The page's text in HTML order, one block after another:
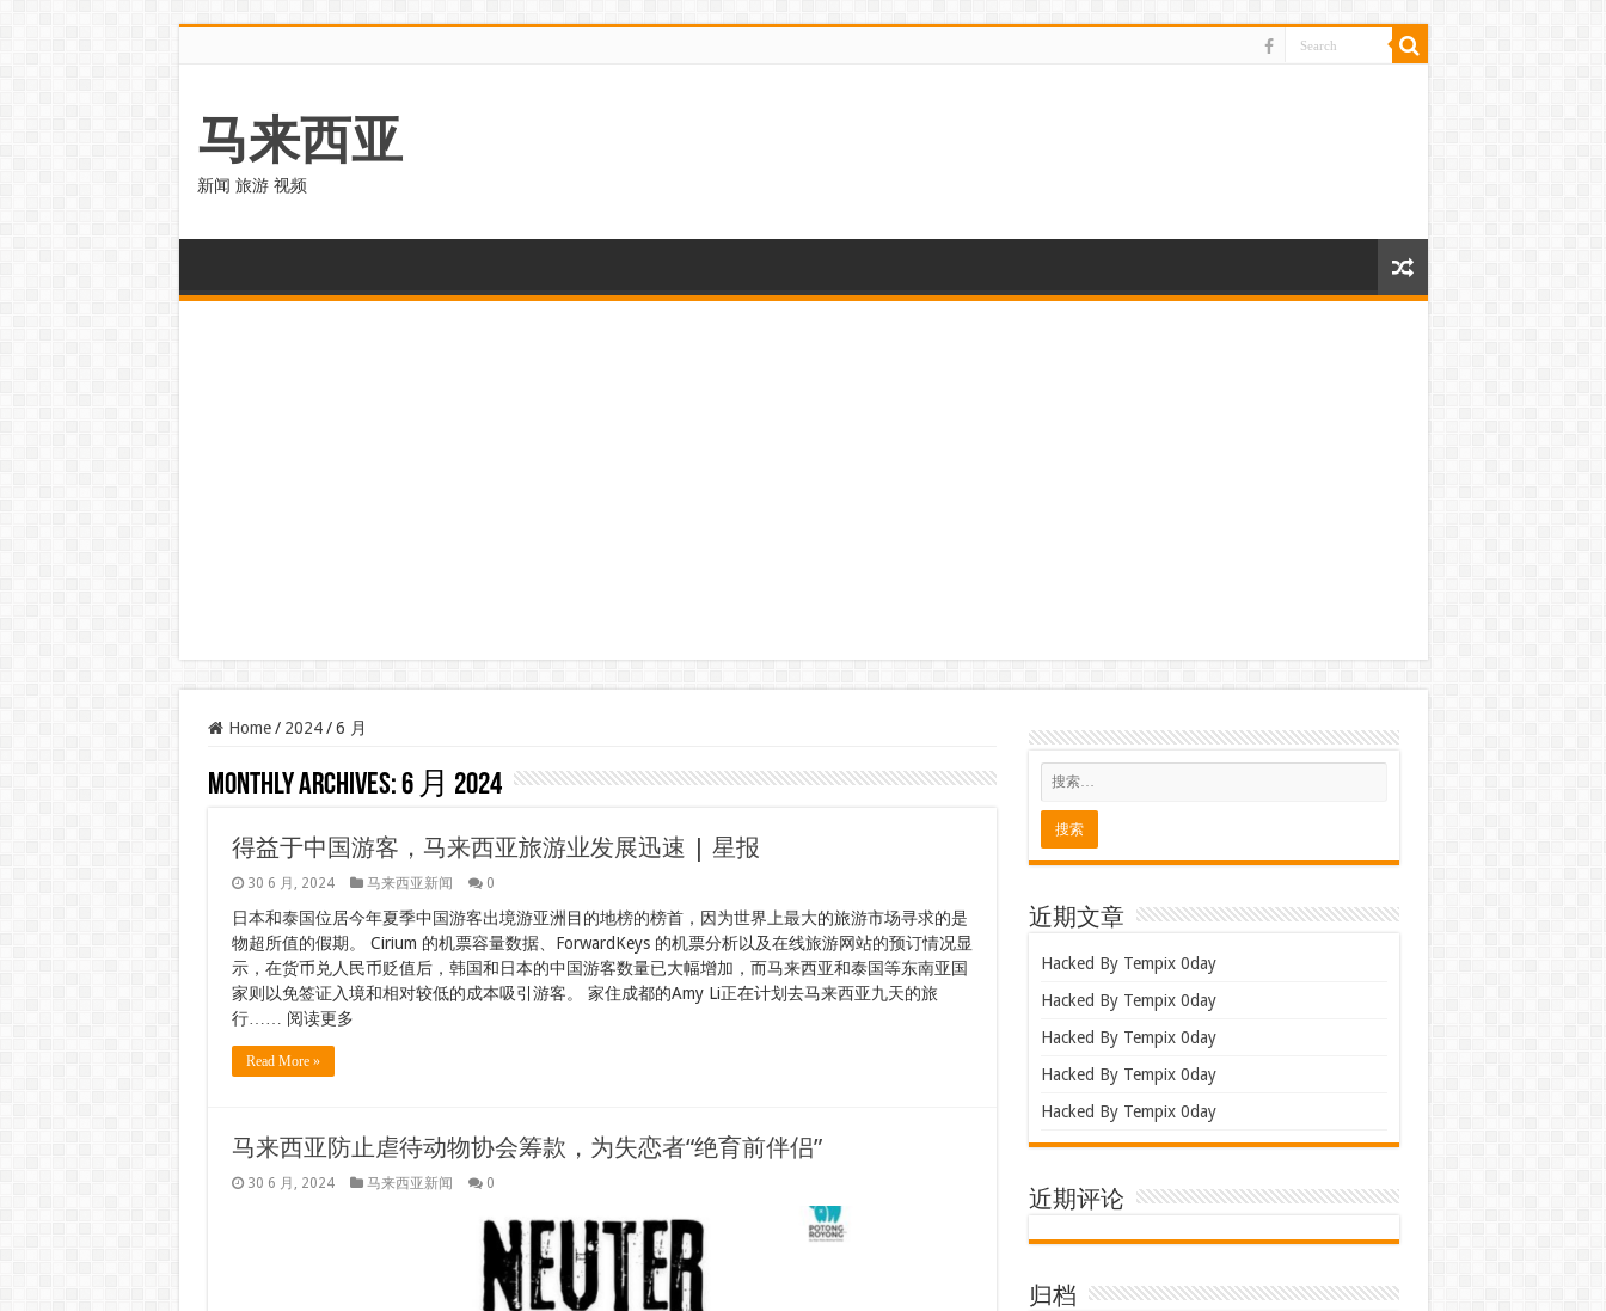
马来西亚
新闻 旅游 视频
Home / 2024 / 6 月
Monthly Archives:6 月 2024
得益于中国游客，马来西亚旅游业发展迅速 | 星报
30 6 月, 2024 马来西亚新闻 0
日本和泰国位居今年夏季中国游客出境游亚洲目的地榜的榜首，因为世界上最大的旅游市场寻求的是
物超所值的假期。 Cirium 的机票容量数据、ForwardKeys 的机票分析以及在线旅游网站的预订情况显
示，在货币兑人民币贬值后，韩国和日本的中国游客数量已大幅增加，而马来西亚和泰国等东南亚国
家则以免签证入境和相对较低的成本吸引游客。 家住成都的Amy Li正在计划去马来西亚九天的旅
行…… 阅读更多
Read More »
马来西亚防止虐待动物协会筹款，为失恋者“绝育前伴侣”
30 6 月, 2024 马来西亚新闻 0
近期文章
Hacked By Tempix 0day
Hacked By Tempix 0day
Hacked By Tempix 0day
Hacked By Tempix 0day
Hacked By Tempix 0day
近期评论
归档